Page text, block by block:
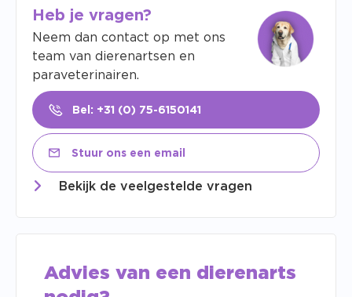
Heb je vragen?
Neem dan contact op met ons
team van dierenartsen en
paraveterinairen.
Bel: +31 (0) 75-6150141
Stuur ons een email
Bekijk de veelgestelde vragen
Advies van een dierenarts